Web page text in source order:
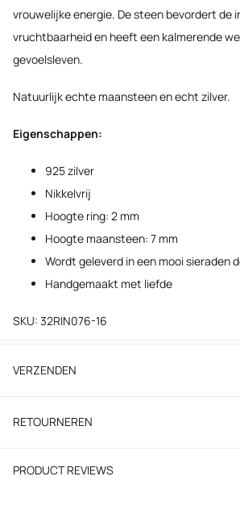
vrouwelijke energie. De steen bevordert de
vruchtbaarheid en heeft een kalmerende
gevoelsleven.
Natuurlijk echte maansteen en echt zilver.
Eigenschappen:
925 zilver
Nikkelvrij
Hoogte ring: 2 mm
Hoogte maansteen: 7 mm
Wordt geleverd in een mooi sieraden
Handgemaakt met liefde
SKU: 32RIN076-16
VERZENDEN
RETOURNEREN
PRODUCT REVIEWS